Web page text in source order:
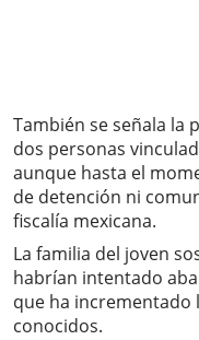
También se señala la
dos personas
aunque hasta el
de detención ni
fiscalía mexicana.
La familia del joven
habrían intentado
que ha incrementado
conocidos.